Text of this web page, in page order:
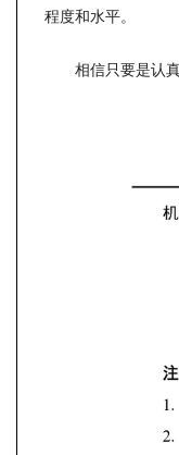
程度和水平。
相信只要是认